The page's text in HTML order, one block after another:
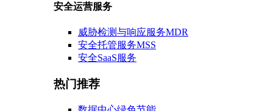
安全运营服务
威胁检测与响应服务MDR
安全托管服务MSS
安全SaaS服务
热门推荐